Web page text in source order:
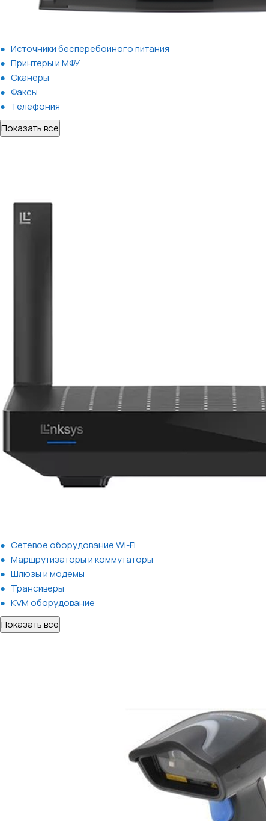
Источники бесперебойного питания
Принтеры и МФУ
Сканеры
Факсы
Телефония
Показать все
Сетевое оборудование Wi-Fi
Маршрутизаторы и коммутаторы
Шлюзы и модемы
Трансиверы
KVM оборудование
Показать все